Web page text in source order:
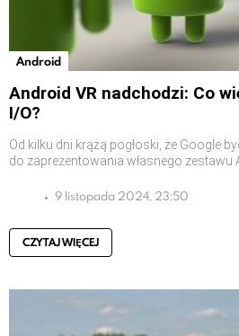
Android
Android VR nadchodzi: Co
I/O?
Od kilku dni krążą pogłoski, że Google
do zaprezentowania własnego zestawu
9 listopada 2024, 23:50
CZYTAJ WIĘCEJ